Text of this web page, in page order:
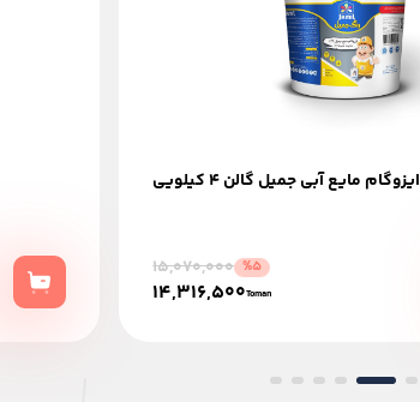
ایزوگام مایع آبی جمیل گالن 4 کیلویی
15,070,000 %5
14,316,500Toman